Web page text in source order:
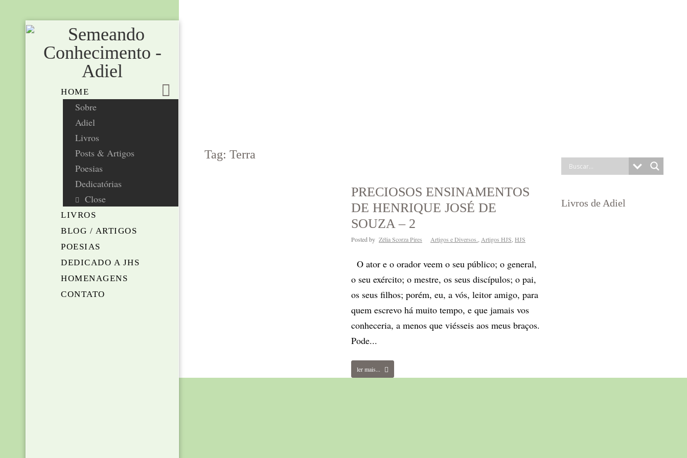
HOME
Sobre
Adiel
Livros
Posts & Artigos
Poesias
Dedicatórias
Close
LIVROS
BLOG / ARTIGOS
POESIAS
DEDICADO A JHS
HOMENAGENS
CONTATO
Tag: Terra
PRECIOSOS ENSINAMENTOS
DE HENRIQUE JOSÉ DE
SOUZA – 2
Posted by Zélia Scorza Pires Artigos e Diversos. Artigos HJS HJS
O ator e o orador veem o seu público; o general,
o seu exército; o mestre, os seus discípulos; o pai,
os seus filhos; porém, eu, a vós, leitor amigo, para
quem escrevo há muito tempo, e que jamais vos
conheceria, a menos que viésseis aos meus braços.
Pode...
ler mais...
Livros de Adiel